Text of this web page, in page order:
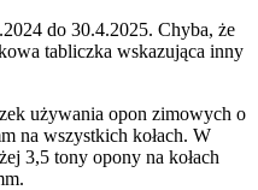
do 30.4.2025. Chyba, że
tabliczka wskazująca inny
używania opon zimowych o
na wszystkich kołach. W
3,5 tony opony na kołach